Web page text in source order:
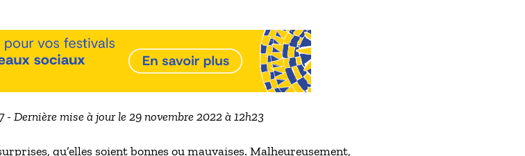
- Dernière mise à jour le 29 novembre 2022 à 12h23
qu’elles soient bonnes ou mauvaises. Malheureusement,